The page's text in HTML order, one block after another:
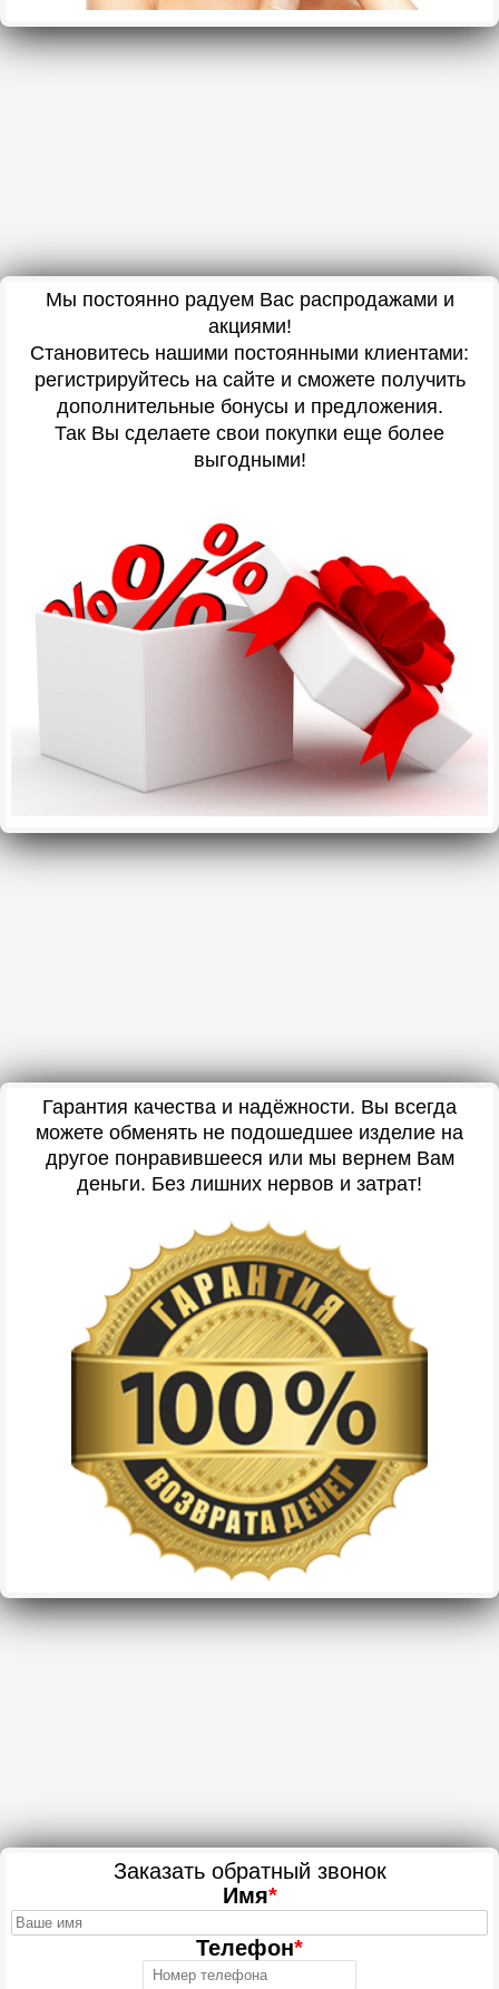
Мы постоянно радуем Вас распродажами и
акциями!
Становитесь нашими постоянными клиентами:
регистрируйтесь на сайте и сможете получить
дополнительные бонусы и предложения.
Так Вы сделаете свои покупки еще более
выгодными!
Гарантия качества и надёжности. Вы всегда
можете обменять не подошедшее изделие на
другое понравившееся или мы вернем Вам
деньги. Без лишних нервов и затрат!
Заказать обратный звонок
Имя*
Телефон*